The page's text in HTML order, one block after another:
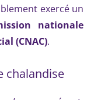
exercé un
nationale
(CNAC).
chalandise